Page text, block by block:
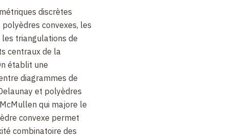
discrètes
convexes, les
triangulations de
centraux de la
établit une
diagrammes de
et polyèdres
qui majore le
convexe permet
combinatoire des